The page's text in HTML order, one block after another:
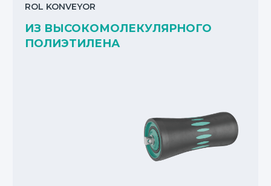
ROL KONVEYOR
ИЗ ВЫСОКОМОЛЕКУЛЯРНОГО
ПОЛИЭТИЛЕНА